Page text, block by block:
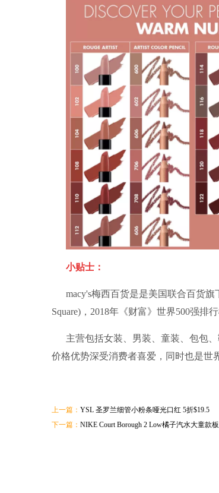
小贴士：
macy's梅西百货是是美国联合百货
Square)，2018年《财富》世界500强排
主营包括女装、男装、童装、包包
价格优势深受消费者喜爱，同时也是世
上一篇： YSL 圣罗兰细管小粉条哑光口红 5折$19.5
下一篇： NIKE Court Borough 2 Low橘子汽水大童款